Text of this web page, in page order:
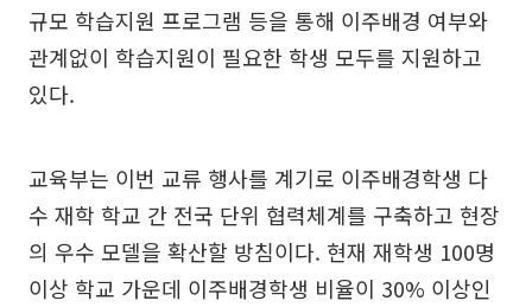
규모 학습지원 프로그램 등을 통해 이주배경 여부와
관계없이 학습지원이 필요한 학생 모두를 지원하고
있다.
교육부는 이번 교류 행사를 계기로 이주배경학생 다
수 재학 학교 간 전국 단위 협력체계를 구축하고 현장
의 우수 모델을 확산할 방침이다. 현재 재학생 100명
이상 학교 가운데 이주배경학생 비율이 30% 이상인